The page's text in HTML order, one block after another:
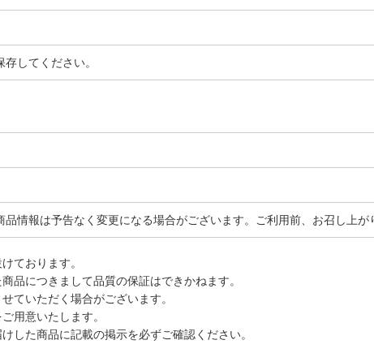
してください。
情報は予告なく変更になる場合がございます。ご利用前、お召し上
ております。
品につきまして品質の保証はできかねます。
ていただく場合がございます。
用意いたします。
した商品に記載の掲示を必ずご確認ください。